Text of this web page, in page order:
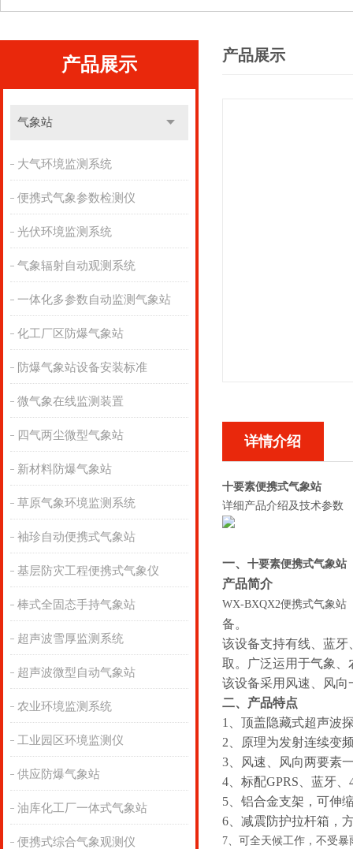
产品展示
气象站
大气环境监测系统
便携式气象参数检测仪
光伏环境监测系统
气象辐射自动观测系统
一体化多参数自动监测气象站
化工厂区防爆气象站
防爆气象站设备安装标准
微气象在线监测装置
四气两尘微型气象站
新材料防爆气象站
草原气象环境监测系统
袖珍自动便携式气象站
基层防灾工程便携式气象仪
棒式全固态手持气象站
超声波雪厚监测系统
超声波微型自动气象站
农业环境监测系统
工业园区环境监测仪
供应防爆气象站
油库化工厂一体式气象站
便携式综合气象观测仪
产品展示
详情介绍
十要素便携式气象站
详细产品介绍及技术参数
一、 十要素便携式气象站
产品简介
WX-BXQX2便携式气象站
备。
该设备支持有线、蓝牙
取。广泛运用于气象
该设备采用风速、风向
二、产品特点
1、顶盖隐藏式超声波
2、原理为发射连续变
3、风速、风向两要素
4、标配GPRS、蓝牙
5、铝合金支架，可伸
6、减震防护拉杆箱，
7、可全天候工作，不受